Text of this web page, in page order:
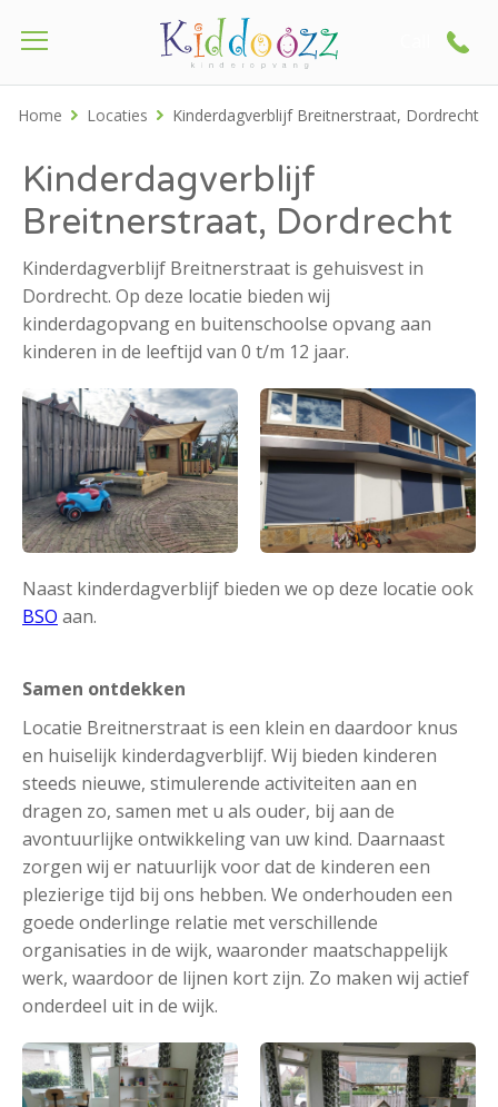
Home Locaties Kinderdagverblijf Breitnerstraat, Dordrecht
Kinderdagverblijf
Breitnerstraat, Dordrecht
Kinderdagverblijf Breitnerstraat is gehuisvest in
Dordrecht. Op deze locatie bieden wij
kinderdagopvang en buitenschoolse opvang aan
kinderen in de leeftijd van 0 t/m 12 jaar.
Naast kinderdagverblijf bieden we op deze locatie ook
BSO aan.
Samen ontdekken
Locatie Breitnerstraat is een klein en daardoor knus
en huiselijk kinderdagverblijf. Wij bieden kinderen
steeds nieuwe, stimulerende activiteiten aan en
dragen zo, samen met u als ouder, bij aan de
avontuurlijke ontwikkeling van uw kind. Daarnaast
zorgen wij er natuurlijk voor dat de kinderen een
plezierige tijd bij ons hebben. We onderhouden een
goede onderlinge relatie met verschillende
organisaties in de wijk, waaronder maatschappelijk
werk, waardoor de lijnen kort zijn. Zo maken wij actief
onderdeel uit in de wijk.